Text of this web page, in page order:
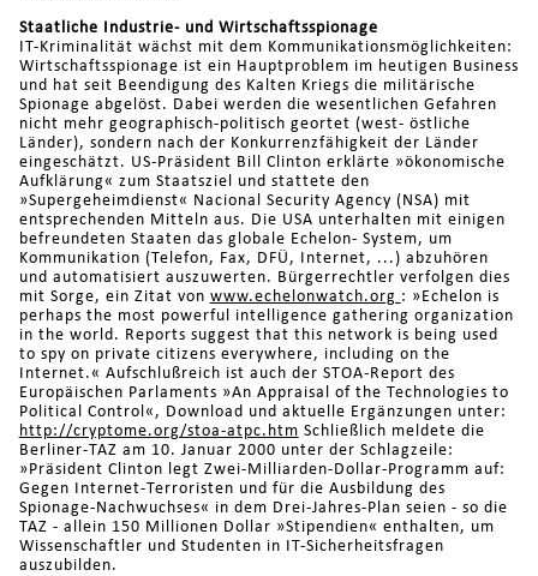
Staatliche Industrie- und Wirtschaftsspionage
IT-Kriminalität wächst mit dem Kommunikationsmöglichkeiten:
Wirtschaftsspionage ist ein Hauptproblem im heutigen Business
und hat seit Beendigung des Kalten Kriegs die militärische
Spionage abgelöst. Dabei werden die wesentlichen Gefahren
nicht mehr geographisch-politisch geortet (west- östliche
Länder), sondern nach der Konkurrenzfähigkeit der Länder
eingeschätzt. US-Präsident Bill Clinton erklärte »ökonomische
Aufklärung« zum Staatsziel und stattete den
»Supergeheimdienst« Nacional Security Agency (NSA) mit
entsprechenden Mitteln aus. Die USA unterhalten mit einigen
befreundeten Staaten das globale Echelon- System, um
Kommunikation (Telefon, Fax, DFÜ, Internet, ...) abzuhören
und automatisiert auszuwerten. Bürgerrechtler verfolgen dies
mit Sorge, ein Zitat von www.echelonwatch.org : »Echelon is
perhaps the most powerful intelligence gathering organization
in the world. Reports suggest that this network is being used
to spy on private citizens everywhere, including on the
Internet.« Aufschlußreich ist auch der STOA-Report des
Europäischen Parlaments »An Appraisal of the Technologies to
Political Control«, Download und aktuelle Ergänzungen unter:
http://cryptome.org/stoa-atpc.htm Schließlich meldete die
Berliner-TAZ am 10. Januar 2000 unter der Schlagzeile:
»Präsident Clinton legt Zwei-Milliarden-Dollar-Programm auf:
Gegen Internet-Terroristen und für die Ausbildung des
Spionage-Nachwuchses« in dem Drei-Jahres-Plan seien - so die
TAZ - allein 150 Millionen Dollar »Stipendien« enthalten, um
Wissenschaftler und Studenten in IT-Sicherheitsfragen
auszubilden.